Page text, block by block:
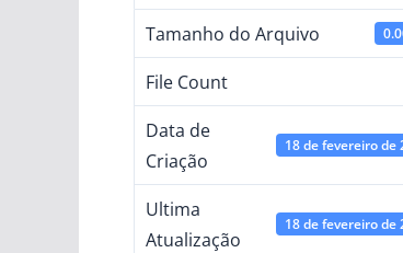
Tamanho do Arquivo
File Count
Data de
Criação
18 de fevereiro de
Ultima
Atualização
18 de fevereiro de